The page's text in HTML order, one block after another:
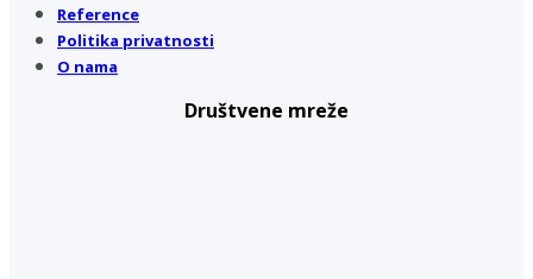
Reference
Politika privatnosti
O nama
Društvene mreže